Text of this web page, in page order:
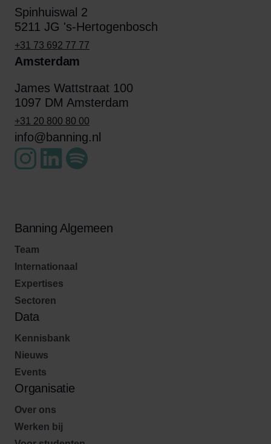
Spinhuiswal 2
5211 JG 's-Hertogenbosch
+31 73 692 77 77
Amsterdam
James Wattstraat 100
1097 DM Amsterdam
+31 20 800 80 00
info@banning.nl
Banning Algemeen
Team
Internationaal
Expertises
Sectoren
Data
Kennisbank
Nieuws
Events
Organisatie
Over ons
Werken bij